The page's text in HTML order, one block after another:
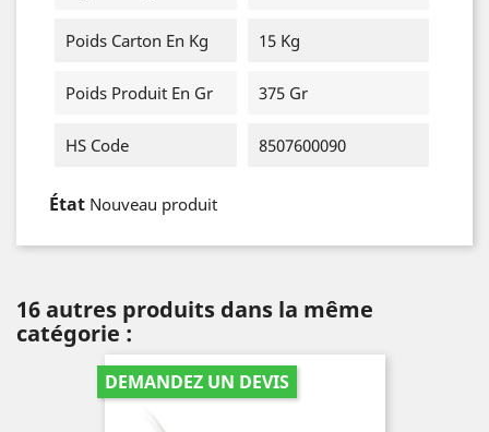
Poids Carton En Kg 15 Kg
Poids Produit En Gr 375 Gr
HS Code 8507600090
État Nouveau produit
16 autres produits dans la même
catégorie :
DEMANDEZ UN DEVIS